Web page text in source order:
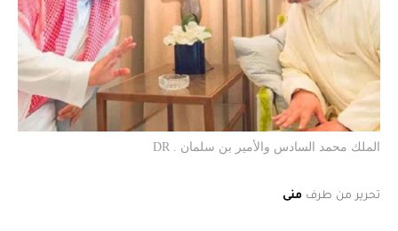
الملك محمد السادس والأمير بن سلمان . DR
تحرير من طرف منى